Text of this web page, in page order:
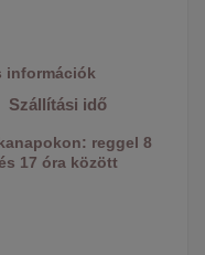
információk
Szállítási idő
reggel 8
17 óra között